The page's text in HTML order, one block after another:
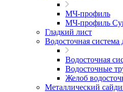
МЧ-профиль
МЧ-профиль
Гладкий лист
Водосточная система
Водосточная
Водосточные
Желоб
Металлический